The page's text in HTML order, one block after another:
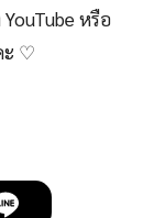
หรือ
ะ ♡